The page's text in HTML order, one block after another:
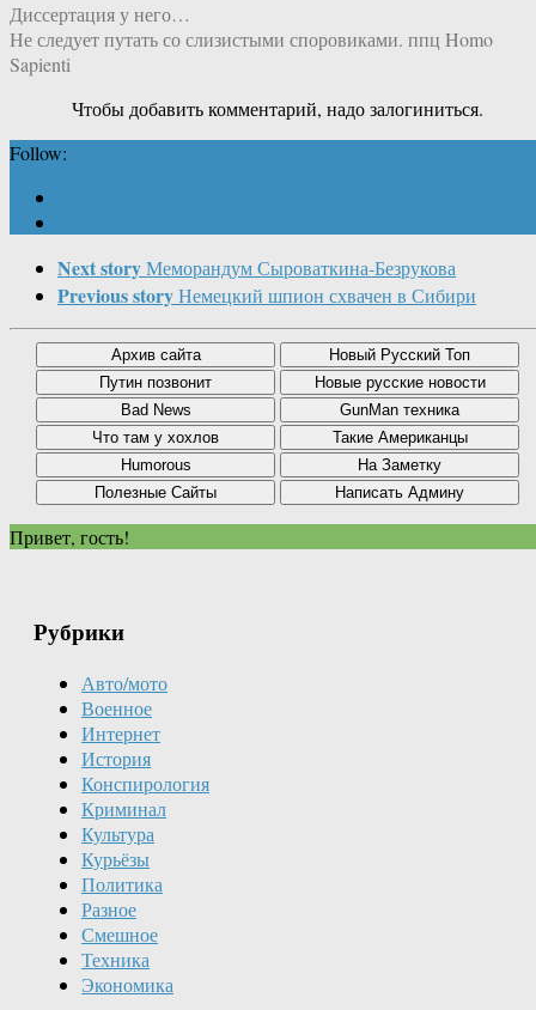
Диссертация у него…
Не следует путать со слизистыми споровиками. ппц Homo
Sapienti
Чтобы добавить комментарий, надо залогиниться.
Follow:
Next storyМеморандум Сыроваткина-Безрукова
Previous storyНемецкий шпион схвачен в Сибири
Привет, гость!
Рубрики
Авто/мото
Военное
Интернет
История
Конспирология
Криминал
Культура
Курьёзы
Политика
Разное
Смешное
Техника
Экономика